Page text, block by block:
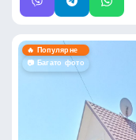
🔥 Популярне
📷 Багато фото